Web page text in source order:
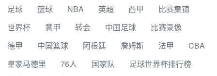
足球 篮球 NBA 英超 西甲
比赛集锦
世界杯
意甲 转会 中国足球
比赛录像
德甲
中国篮球 阿根廷 詹姆斯 法甲
CBA
皇家马德里
76人 国家队
足球世界杯排行榜